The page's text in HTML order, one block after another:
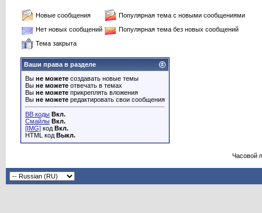
Новые сообщения
Популярная тема с новыми сообщениями
Нет новых сообщений
Популярная тема без новых сообщений
Тема закрыта
Ваши права в разделе
Вы не можете создавать новые темы
Вы не можете отвечать в темах
Вы не можете прикреплять вложения
Вы не можете редактировать свои сообщения
BB коды Вкл.
Смайлы Вкл.
[IMG] код Вкл.
HTML код Выкл.
Часовой